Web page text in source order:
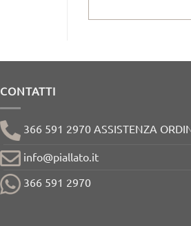
CONTATTI
366 591 2970 ASSISTENZA
info@piallato.it
366 591 2970